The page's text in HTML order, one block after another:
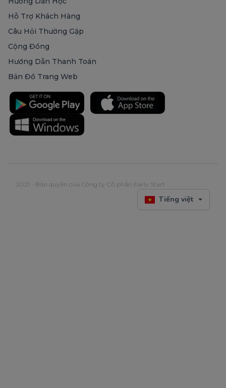
Hỗ Trợ Khách Hàng
Câu Hỏi Thường Gặp
Cộng Đồng
Hướng Dẫn Thanh Toán
Bản Đồ Trang Web
2021 - Bản quyền của Công ty Cổ phần Early Start
Tiếng việt